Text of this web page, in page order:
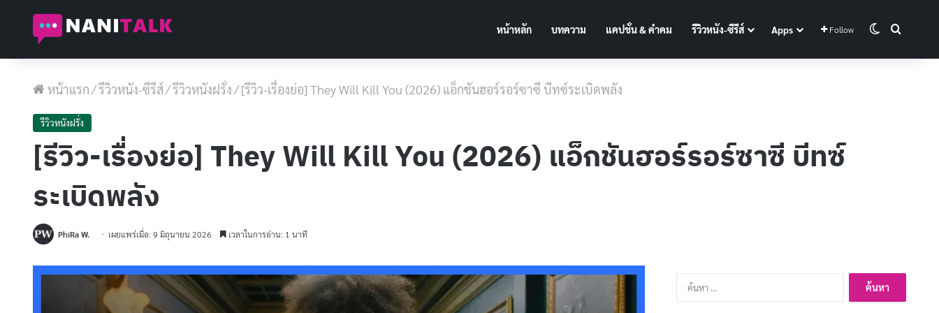
หน้าหลัก บทความ แคปชั่น & คำคม รีวิวหนัง-ซีรีส์ Apps Follow Switch skin
หน้าแรก/รีวิวหนัง-ซีรีส์/รีวิวหนังฝรั่ง/[รีวิว-เรื่องย่อ] They Will Kill You (2026) แอ็กชันฮอร์รอร์ซาซี บีทซ์ระเบิดพลัง
รีวิวหนังฝรั่ง
[รีวิว-เรื่องย่อ] They Will Kill You (2026) แอ็กชันฮอร์รอร์ซาซี บีทซ์
ระเบิดพลัง
PhiRa W. เผยแพร่เมื่อ: 9 มิถุนายน 2026 เวลาในการอ่าน: 1 นาที
ค้นหา
สำหรับ: